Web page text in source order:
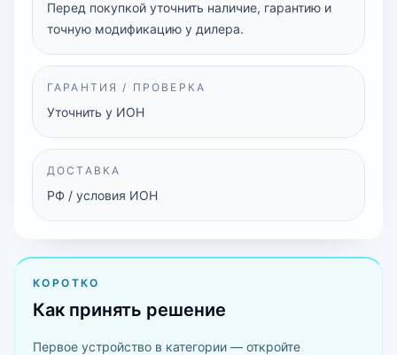
Перед покупкой уточнить наличие, гарантию и
точную модификацию у дилера.
ГАРАНТИЯ / ПРОВЕРКА
Уточнить у ИОН
ДОСТАВКА
РФ / условия ИОН
КОРОТКО
Как принять решение
Первое устройство в категории — откройте